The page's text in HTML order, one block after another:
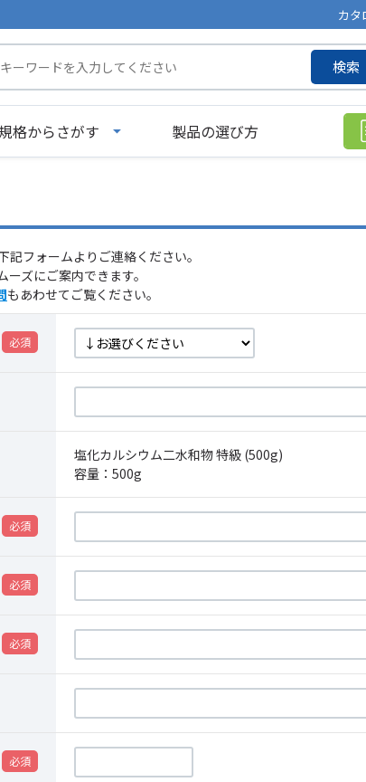
カタ
検索
格からさがす 製品の選び方
フォームよりご連絡ください。
ズにご案内できます。
もあわせてご覧ください。
塩化カルシウム二水和物 特級 (500g)
容量： 500g